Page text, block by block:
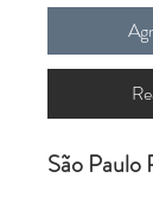
São Paulo